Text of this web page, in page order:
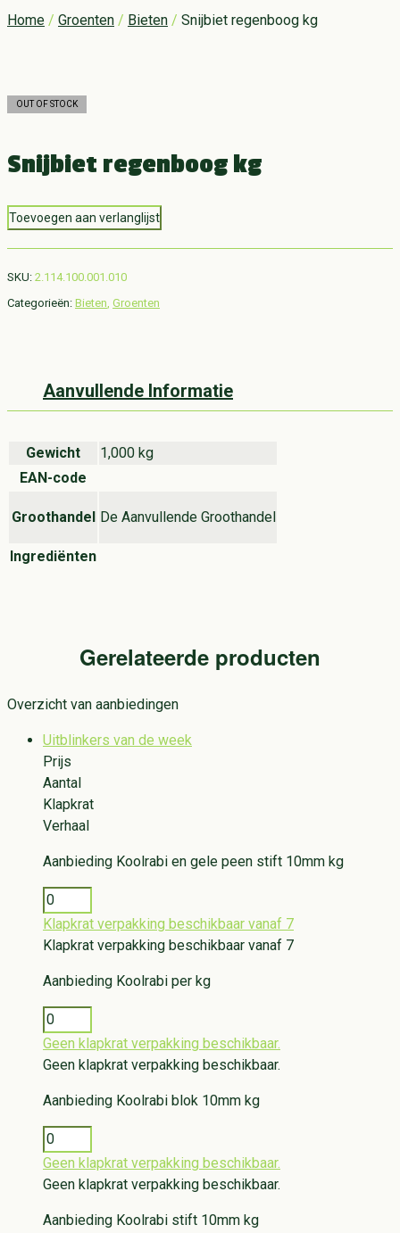
Home / Groenten / Bieten / Snijbiet regenboog kg
OUT OF STOCK
Snijbiet regenboog kg
Toevoegen aan verlanglijst
SKU: 2.114.100.001.010
Categorieën: Bieten Groenten
Aanvullende Informatie
Gewicht
1,000 kg
EAN-code
Groothandel De Aanvullende Groothandel
Ingrediënten
Gerelateerde producten
Overzicht van aanbiedingen
Uitblinkers van de week
Prijs
Aantal
Klapkrat
Verhaal
Aanbieding Koolrabi en gele peen stift 10mm kg
Klapkrat verpakking beschikbaar vanaf 7
Klapkrat verpakking beschikbaar vanaf 7
Aanbieding Koolrabi per kg
Geen klapkrat verpakking beschikbaar.
Geen klapkrat verpakking beschikbaar.
Aanbieding Koolrabi blok 10mm kg
Geen klapkrat verpakking beschikbaar.
Geen klapkrat verpakking beschikbaar.
Aanbieding Koolrabi stift 10mm kg